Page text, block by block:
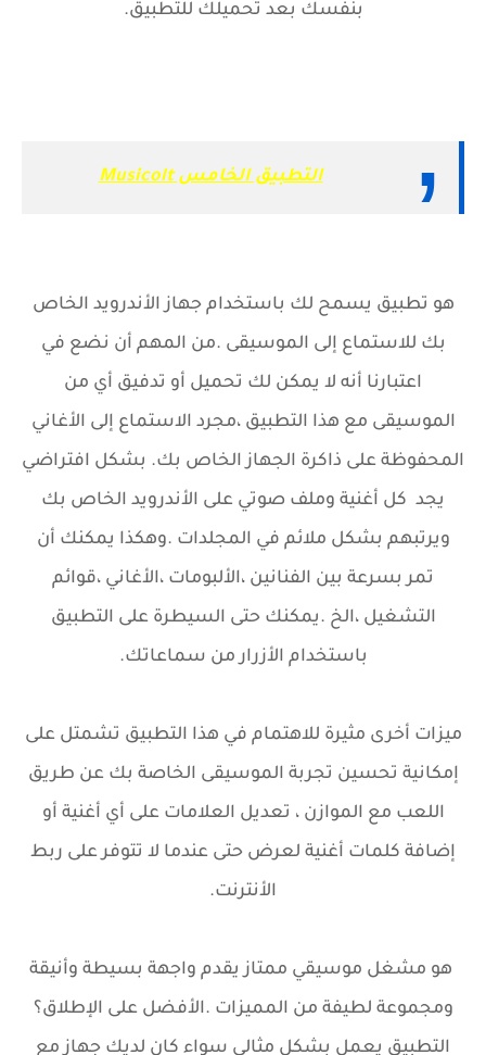
بنفسك بعد تحميلك للتطبيق.
التطبيق الخامس Musicolt
هو تطبيق يسمح لك باستخدام جهاز الأندرويد الخاص
بك للاستماع إلى الموسيقى .من المهم أن نضع في
اعتبارنا أنه لا يمكن لك تحميل أو تدفيق أي من
الموسيقى مع هذا التطبيق ،مجرد الاستماع إلى الأغاني
المحفوظة على ذاكرة الجهاز الخاص بك. بشكل افتراضي
يجد كل أغنية وملف صوتي على الأندرويد الخاص بك
ويرتبهم بشكل ملائم في المجلدات .وهكذا يمكنك أن
تمر بسرعة بين الفنانين ،الألبومات ،الأغاني ،قوائم
التشغيل ،الخ .يمكنك حتى السيطرة على التطبيق
باستخدام الأزرار من سماعاتك.
ميزات أخرى مثيرة للاهتمام في هذا التطبيق تشمتل على
إمكانية تحسين تجربة الموسيقى الخاصة بك عن طريق
اللعب مع الموازن ، تعديل العلامات على أي أغنية أو
إضافة كلمات أغنية لعرض حتى عندما لا تتوفر على ربط
الأنترنت.
هو مشغل موسيقي ممتاز يقدم واجهة بسيطة وأنيقة
ومجموعة لطيفة من المميزات .الأفضل على الإطلاق؟
التطبيق يعمل بشكل مثالي سواء كان لديك جهاز مع